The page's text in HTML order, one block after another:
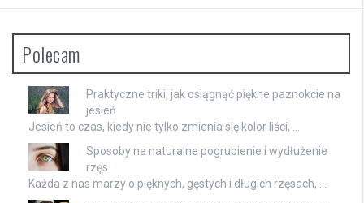
Polecam
Praktyczne triki, jak osiągnąć piękne paznokcie na
jesień
Jesień to czas, kiedy nie tylko zmienia się kolor liści, …
Sposoby na naturalne pogrubienie i wydłużenie
rzęs
Każda z nas marzy o pięknych, gęstych i długich rzęsach, …